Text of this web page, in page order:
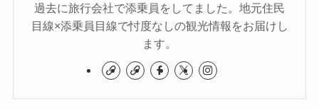
過去に旅行会社で添乗員をしてました。地元住民
目線×添乗員目線で忖度なしの観光情報をお届けし
ます。